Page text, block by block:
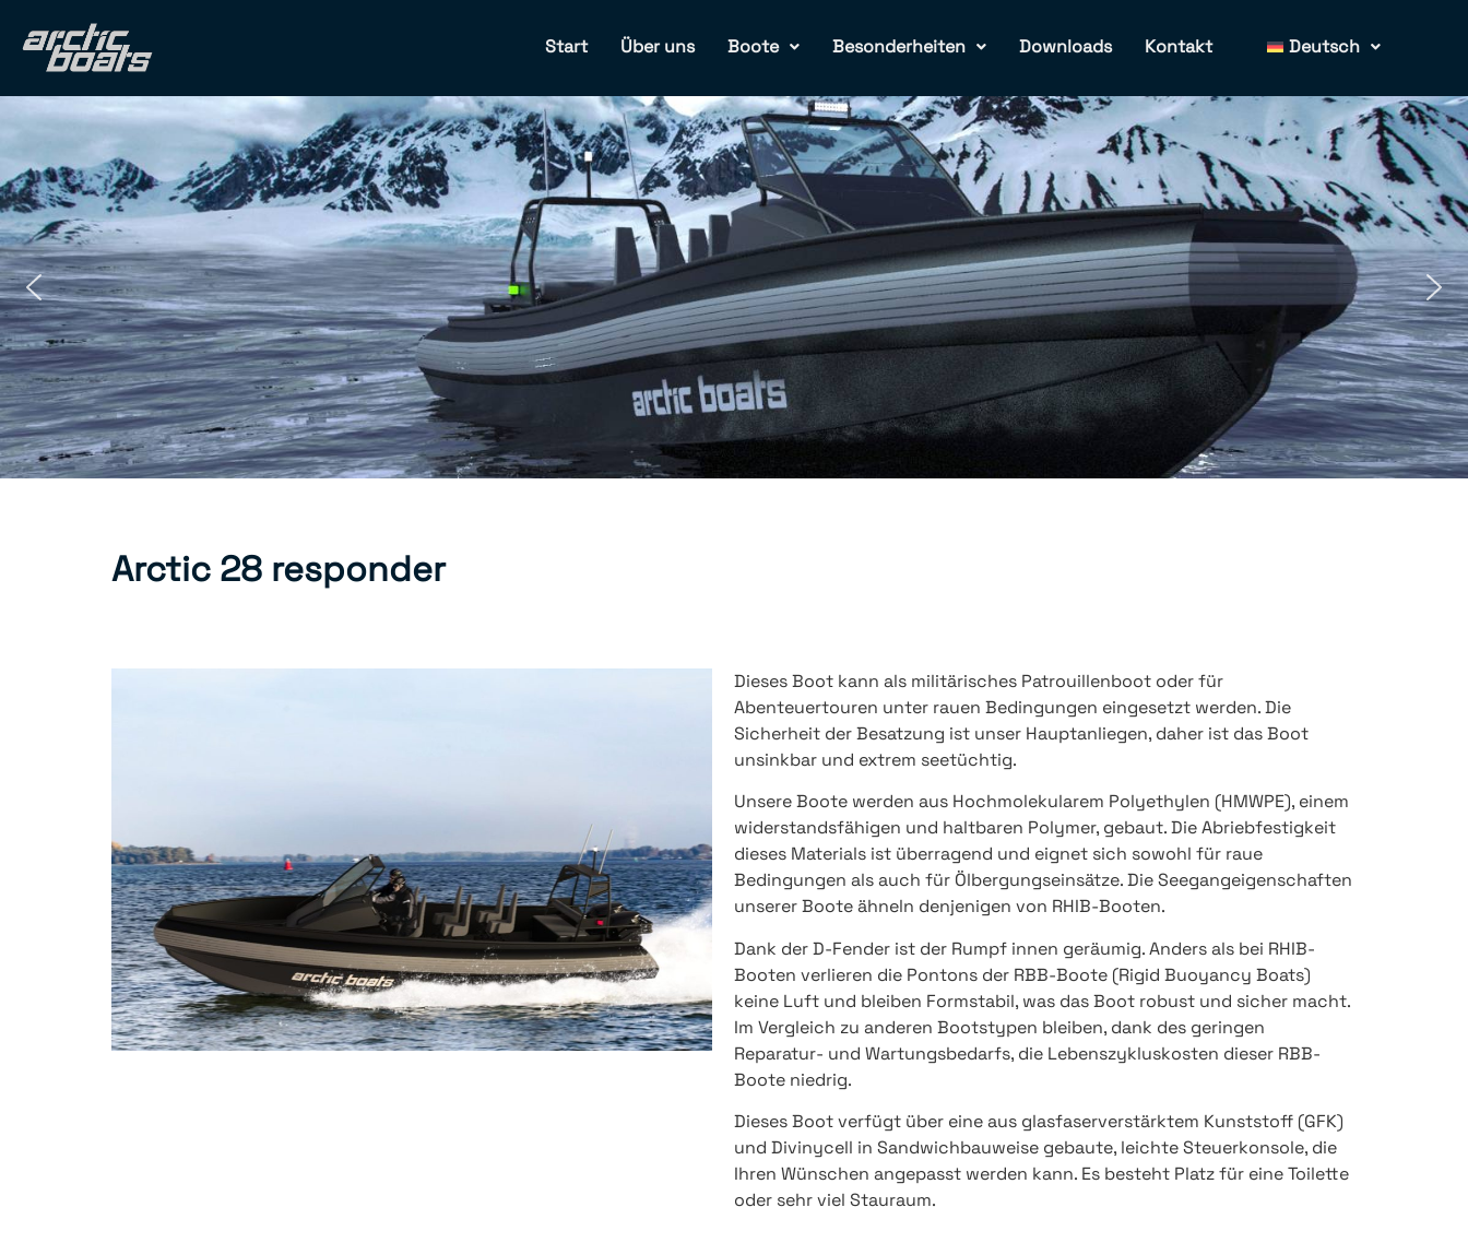
Start Über uns Boote Besonderheiten Downloads Kontakt Deutsch
Arctic 28 responder
Dieses Boot kann als militärisches Patrouillenboot oder für
Abenteuertouren unter rauen Bedingungen eingesetzt werden. Die
Sicherheit der Besatzung ist unser Hauptanliegen, daher ist das Boot
unsinkbar und extrem seetüchtig.
Unsere Boote werden aus Hochmolekularem Polyethylen (HMWPE), einem
widerstandsfähigen und haltbaren Polymer, gebaut. Die Abriebfestigkeit
dieses Materials ist überragend und eignet sich sowohl für raue
Bedingungen als auch für Ölbergungseinsätze. Die Seegangeigenschaften
unserer Boote ähneln denjenigen von RHIB-Booten.
Dank der D-Fender ist der Rumpf innen geräumig. Anders als bei RHIB-
Booten verlieren die Pontons der RBB-Boote (Rigid Buoyancy Boats)
keine Luft und bleiben Formstabil, was das Boot robust und sicher macht.
Im Vergleich zu anderen Bootstypen bleiben, dank des geringen
Reparatur- und Wartungsbedarfs, die Lebenszykluskosten dieser RBB-
Boote niedrig.
Dieses Boot verfügt über eine aus glasfaserverstärktem Kunststoff (GFK)
und Divinycell in Sandwichbauweise gebaute, leichte Steuerkonsole, die
Ihren Wünschen angepasst werden kann. Es besteht Platz für eine Toilette
oder sehr viel Stauraum.